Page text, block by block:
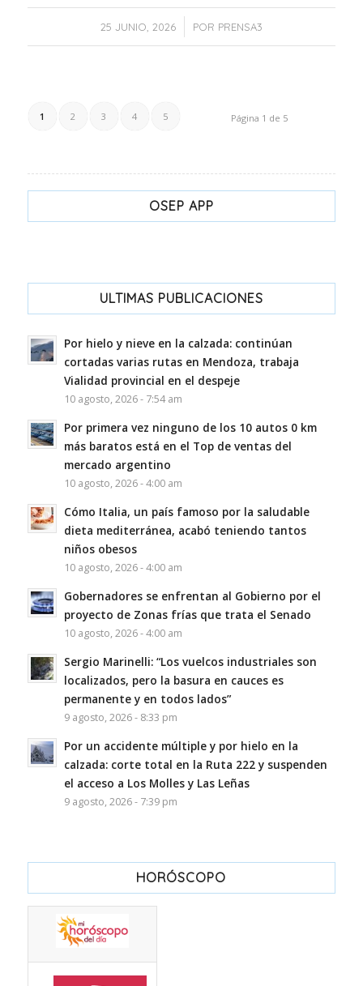
25 JUNIO, 2026
/ POR PRENSA3
Página 1 de 5
1 2 3 4 5
OSEP APP
ULTIMAS PUBLICACIONES
Por hielo y nieve en la calzada: continúan
cortadas varias rutas en Mendoza, trabaja
Vialidad provincial en el despeje
10 agosto, 2026 - 7:54 am
Por primera vez ninguno de los 10 autos 0 km
más baratos está en el Top de ventas del
mercado argentino
10 agosto, 2026 - 4:00 am
Cómo Italia, un país famoso por la saludable
dieta mediterránea, acabó teniendo tantos
niños obesos
10 agosto, 2026 - 4:00 am
Gobernadores se enfrentan al Gobierno por el
proyecto de Zonas frías que trata el Senado
10 agosto, 2026 - 4:00 am
Sergio Marinelli: “Los vuelcos industriales son
localizados, pero la basura en cauces es
permanente y en todos lados”
9 agosto, 2026 - 8:33 pm
Por un accidente múltiple y por hielo en la
calzada: corte total en la Ruta 222 y suspenden
el acceso a Los Molles y Las Leñas
9 agosto, 2026 - 7:39 pm
HORÓSCOPO